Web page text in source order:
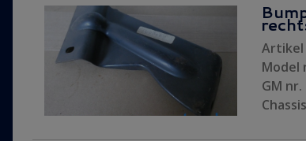
Artikel
Model
GM nr.